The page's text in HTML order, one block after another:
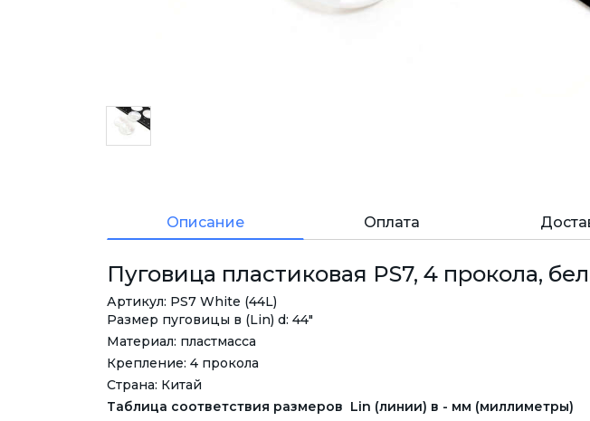
Описание Оплата
Пуговица пластиковая PS7, 4 прокола,
Артикул: PS7 White (44L)
Размер пуговицы в (Lin) d: 44"
Материал: пластмасса
Крепление: 4 прокола
Страна: Китай
Таблица соответствия размеров Lin (линии) в - мм (миллиметры)